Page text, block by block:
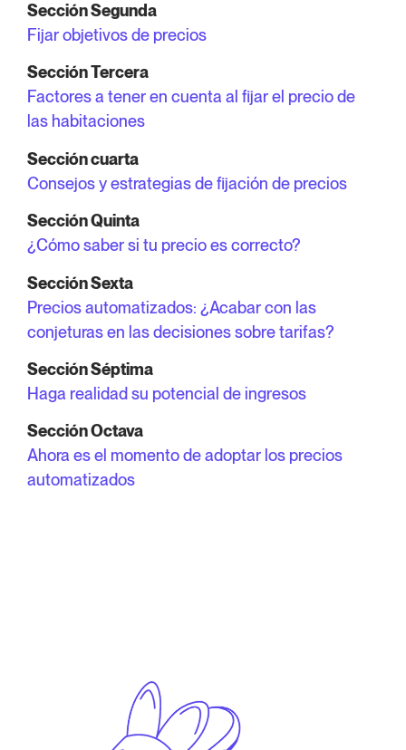
Sección Segunda
Fijar objetivos de precios
Sección Tercera
Factores a tener en cuenta al fijar el precio de
las habitaciones
Sección cuarta
Consejos y estrategias de fijación de precios
Sección Quinta
¿Cómo saber si tu precio es correcto?
Sección Sexta
Precios automatizados: ¿Acabar con las
conjeturas en las decisiones sobre tarifas?
Sección Séptima
Haga realidad su potencial de ingresos
Sección Octava
Ahora es el momento de adoptar los precios
automatizados